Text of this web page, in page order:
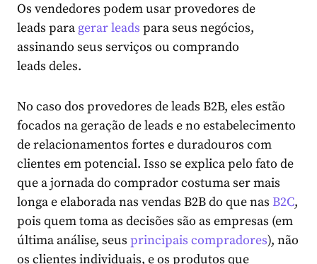
Os vendedores podem usar provedores de
leads para gerar leads para seus negócios,
assinando seus serviços ou comprando
leads deles.
No caso dos provedores de leads B2B, eles estão
focados na geração de leads e no estabelecimento
de relacionamentos fortes e duradouros com
clientes em potencial. Isso se explica pelo fato de
que a jornada do comprador costuma ser mais
longa e elaborada nas vendas B2B do que nas B2C,
pois quem toma as decisões são as empresas (em
última análise, seus principais compradores), não
os clientes individuais, e os produtos que